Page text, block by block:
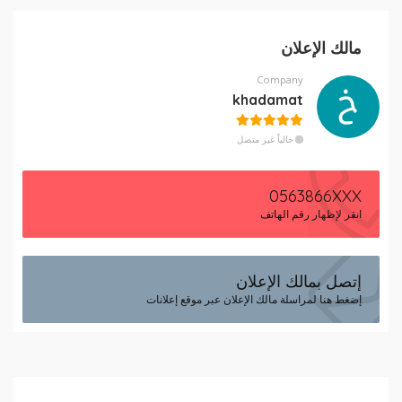
مالك الإعلان
Company
khadamat
حالياً غير متصل
0563866XXX
انقر لإظهار رقم الهاتف
إتصل بمالك الإعلان
إضغط هنا لمراسلة مالك الإعلان عبر موقع إعلانات